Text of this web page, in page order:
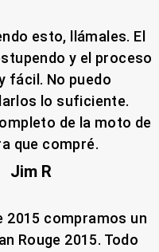
esto, llámales. El
y el proceso
fácil. No puedo
lo suficiente.
de la moto de
que compré.
Jim R
2015 compramos un
Rouge 2015. Todo